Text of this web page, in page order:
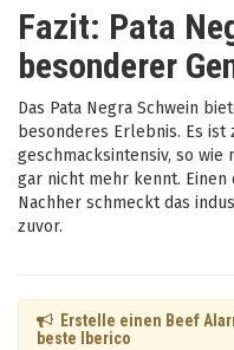
Fazit: Pata
besonderer
Das Pata Negra Schwein
besonderes Erlebnis. Es ist
geschmacksintensiv, so wie
gar nicht mehr kennt. Einen
Nachher schmeckt das
zuvor.
Erstelle einen Beef
beste Iberico